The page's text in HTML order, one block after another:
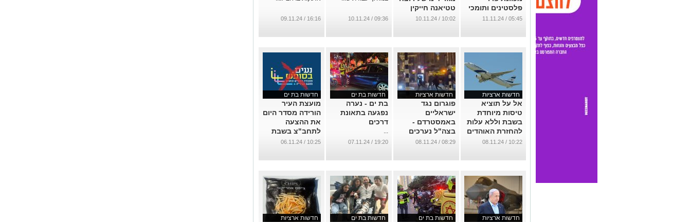
פלסטינים ותומכי
טרור לפעול
ישראליים
05:45 / 11.11.24
טטיאנה חייקין
...
10:02 / 10.11.24
09:36 / 10.11.24
16:16 / 09.11.24
חדשות ארציות
אל על תוציא
טיסות מיוחדת
בשבת וללא עלות
להחזרת האוהדים
מהולנד
10:22 / 08.11.24
חדשות ארציות
פוגרום נגד
ישראליים
באמסטרדם -
בצה"ל נערכים
להוציא מטוסים
הישראליים
08:29 / 08.11.24
חדשות בת ים
בת ים - נערה
נפגעה בתאונת
דרכים
...
19:20 / 07.11.24
חדשות בת ים
מועצת העיר
הורידה מסדר היום
את ההצעה
לתחב"צ בשבת
...
10:25 / 06.11.24
חדשות ארציות חדשות בת ים חדשות בת ים חדשות ארציות